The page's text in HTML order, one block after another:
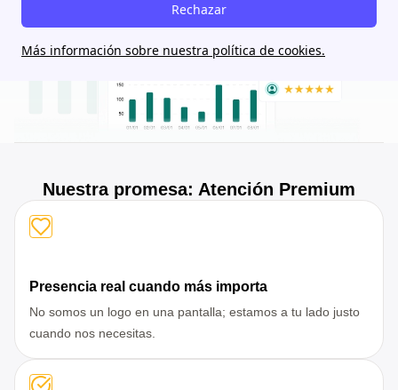
Rechazar
Más información sobre nuestra política de cookies.
Nuestra promesa: Atención Premium
Presencia real cuando más importa
No somos un logo en una pantalla; estamos a tu lado justo
cuando nos necesitas.